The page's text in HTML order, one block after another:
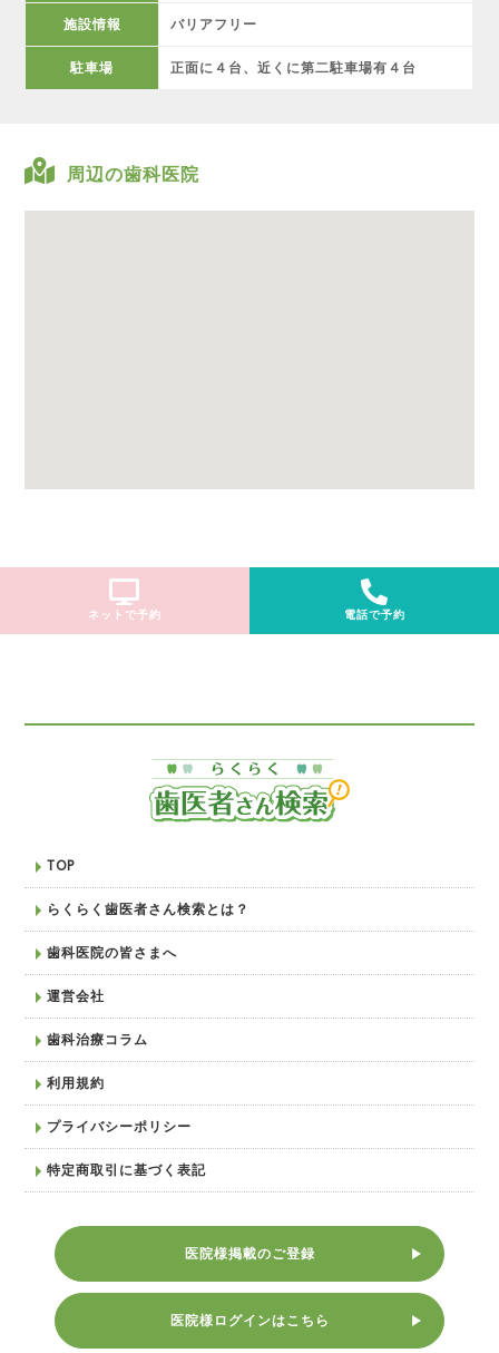
施設情報 バリアフリー
駐車場 正面に４台、近くに第二駐車場有４台
周辺の歯科医院
ネットで予約 電話で予約
TOP
らくらく歯医者さん検索とは？
歯科医院の皆さまへ
運営会社
歯科治療コラム
利用規約
プライバシーポリシー
特定商取引に基づく表記
医院様掲載のご登録
医院様ログインはこちら